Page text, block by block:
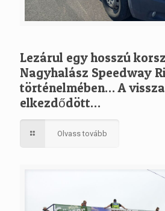
Lezárul egy hosszú
Nagyhalász Speedway
történelmében… A
elkezdődött…
Olvass tovább